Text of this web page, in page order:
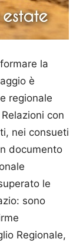
la
è
regionale
con
nei consueti
documento
le
sono
Regionale,